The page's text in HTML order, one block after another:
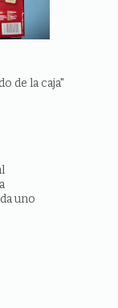
de la caja"
uno